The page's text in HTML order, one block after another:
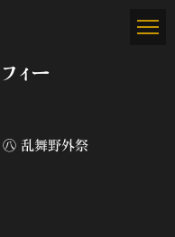
ィー
㊇ 乱舞野外祭